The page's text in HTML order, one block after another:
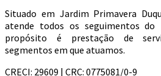
Situado em Jardim Primavera
atende todos os seguimentos do
propósito é prestação de
segmentos em que atuamos.
CRECI: 29609 | CRC: 0775081/0-9